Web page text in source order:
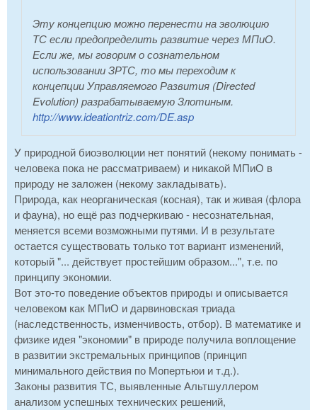
Эту концепцию можно перенести на эволюцию
ТС если предопределить развитие через МПиО.
Если же, мы говорим о сознательном
использовании ЗРТС, то мы переходим к
концепции Управляемого Развития (Directed
Evolution) разрабатываемую Злотиным.
http://www.ideationtriz.com/DE.asp
У природной биоэволюции нет понятий (некому понимать -
человека пока не рассматриваем) и никакой МПиО в
природу не заложен (некому закладывать).
Природа, как неорганическая (косная), так и живая (флора
и фауна), но ещё раз подчеркиваю - несознательная,
меняется всеми возможными путями. И в результате
остается существовать только тот вариант изменений,
который "... действует простейшим образом...", т.е. по
принципу экономии.
Вот это-то поведение объектов природы и описывается
человеком как МПиО и дарвиновская триада
(наследственность, изменчивость, отбор). В математике и
физике идея "экономии" в природе получила воплощение
в развитии экстремальных принципов (принцип
минимального действия по Мопертьюи и т.д.).
Законы развития ТС, выявленные Альтшуллером
анализом успешных технических решений,